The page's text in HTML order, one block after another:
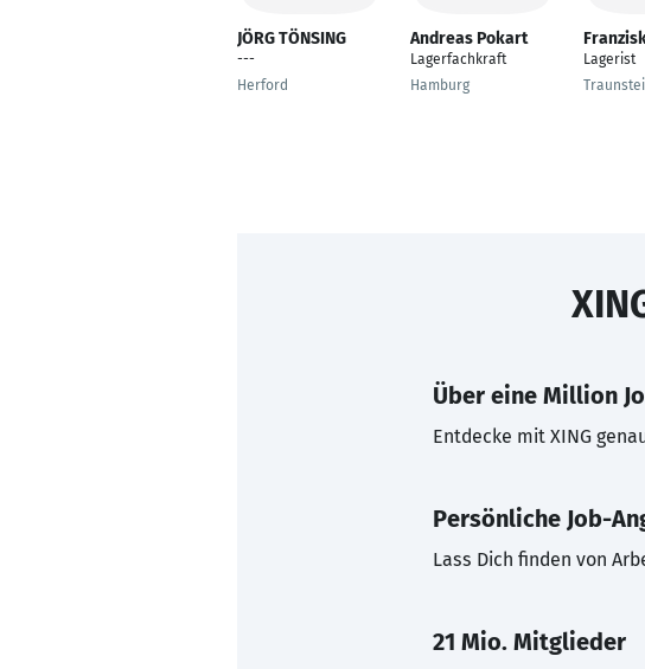
JÖRG TÖNSING
---
Herford
Andreas Pokart
Lagerfachkraft
Hamburg
Lagerist
Über eine Million
Entdecke mit XING
Persönliche Job-
Lass Dich finden von
21 Mio. Mitglieder